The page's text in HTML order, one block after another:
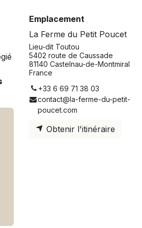
Emplacement
La Ferme du Petit Poucet
Lieu-dit Toutou
5402 route de Caussade
81140 Castelnau-de-Montmiral
France
+33 6 69 71 38 03
contact@la-ferme-du-petit-
poucet.com
Obtenir l'itinéraire